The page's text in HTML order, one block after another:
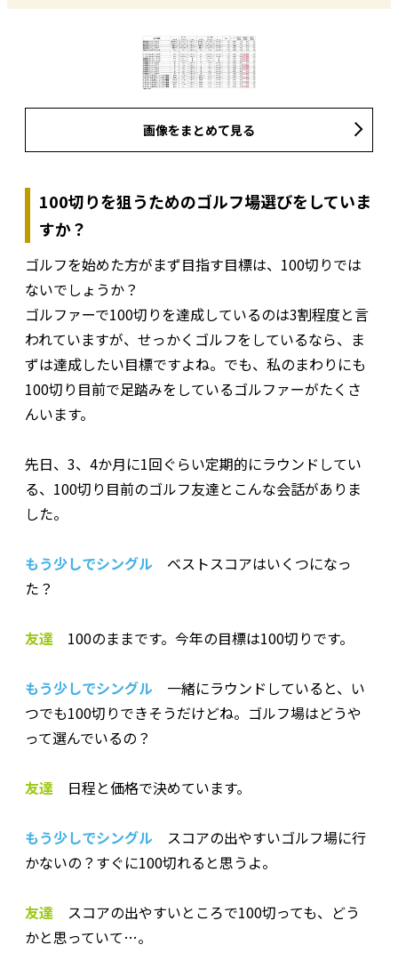
画像をまとめて見る
100切りを狙うためのゴルフ場選びをしていま
すか？
ゴルフを始めた方がまず目指す目標は、100切りでは
ないでしょうか？
ゴルファーで100切りを達成しているのは3割程度と言
われていますが、せっかくゴルフをしているなら、ま
ずは達成したい目標ですよね。でも、私のまわりにも
100切り目前で足踏みをしているゴルファーがたくさ
んいます。
先日、3、4か月に1回ぐらい定期的にラウンドしてい
る、100切り目前のゴルフ友達とこんな会話がありま
した。
もう少しでシングル ベストスコアはいくつになっ
た？
友達 100のままです。今年の目標は100切りです。
もう少しでシングル 一緒にラウンドしていると、い
つでも100切りできそうだけどね。ゴルフ場はどうや
って選んでいるの？
友達 日程と価格で決めています。
もう少しでシングル スコアの出やすいゴルフ場に行
かないの？すぐに100切れると思うよ。
友達 スコアの出やすいところで100切っても、どう
かと思っていて…。